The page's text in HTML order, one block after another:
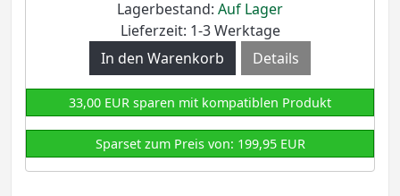
Lagerbestand: Auf Lager
Lieferzeit: 1-3 Werktage
Details
33,00 EUR sparen mit kompatiblen Produkt
Sparset zum Preis von: 199,95 EUR